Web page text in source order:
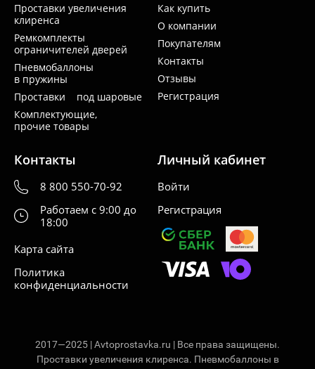
Проставки увеличения
клиренса
Ремкомплекты
ограничителей дверей
Пневмобаллоны
в пружины
Проставки под шаровые
Комплектующие,
прочие товары
Как купить
О компании
Покупателям
Контакты
Отзывы
Регистрация
Контакты
8 800 550-70-92
Работаем с 9:00 до
18:00
Карта сайта
Политика
конфиденциальности
Личный кабинет
Войти
Регистрация
2017—2025 | Avtoprostavka.ru | Все права защищены.
Проставки увеличения клиренса. Пневмобаллоны в